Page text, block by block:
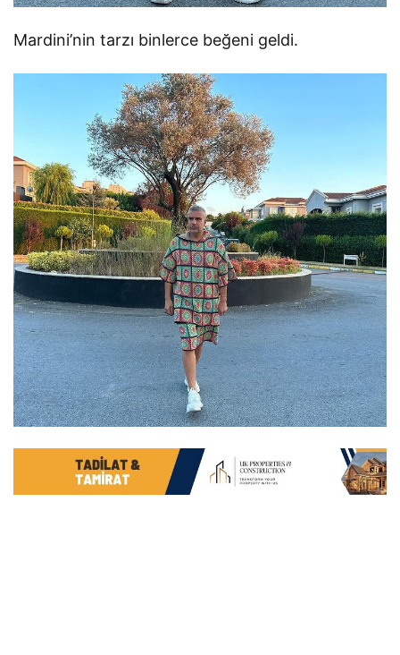
Mardini’nin tarzı binlerce beğeni geldi.